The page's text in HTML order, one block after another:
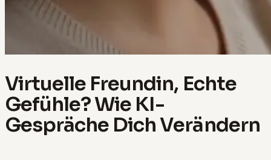
Virtuelle Freundin, Echte
Gefühle? Wie KI-
Gespräche Dich Verändern